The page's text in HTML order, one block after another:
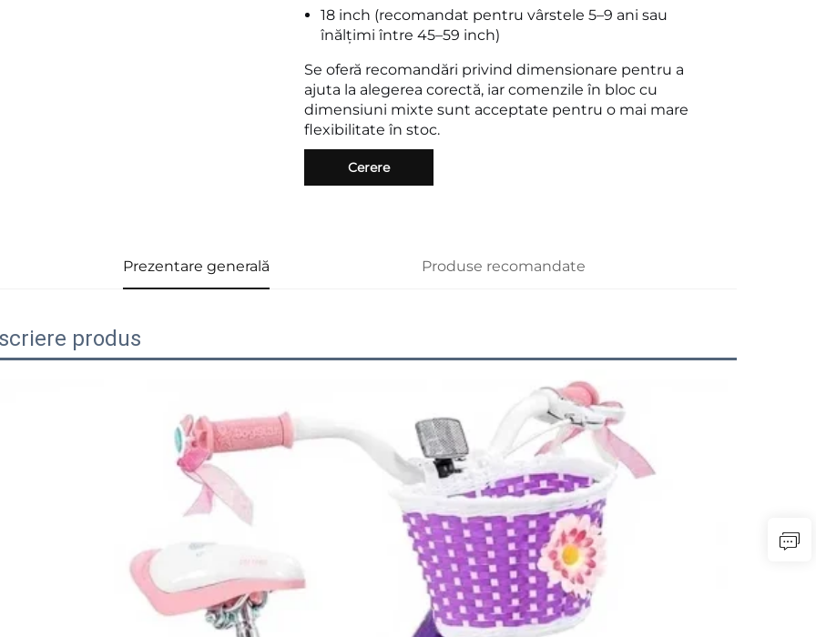
18 inch (recomandat pentru vârstele 5–9 ani sau
înălțimi între 45–59 inch)
Se oferă recomandări privind dimensionare pentru a
ajuta la alegerea corectă, iar comenzile în bloc cu
dimensiuni mixte sunt acceptate pentru o mai mare
flexibilitate în stoc.
Cerere
Prezentare generală Produse recomandate
produs